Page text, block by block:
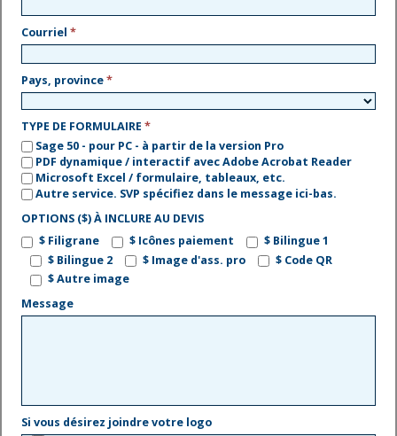
Courriel *
Pays, province*
TYPE DE FORMULAIRE *
Sage 50 - pour PC - à partir de la version Pro
PDF dynamique / interactif avec Adobe Acrobat Reader
Microsoft Excel / formulaire, tableaux, etc.
Autre service. SVP spécifiez dans le message ici-bas.
OPTIONS ($) À INCLURE AU DEVIS
$ Filigrane
$ Icônes paiement
$ Bilingue 1
$ Bilingue 2
$ Image d'ass. pro
$ Code QR
$ Autre image
Message
Si vous désirez joindre votre logo